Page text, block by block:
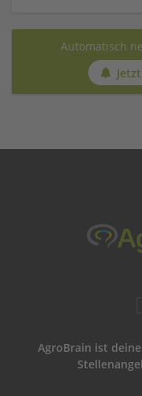
Automatisch
AgroBrain ist